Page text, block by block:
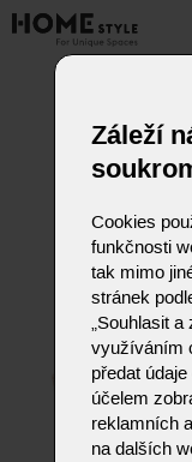
Záleží
Cookies
funkčnosti
tak mimo
stránek
„Souhlasit a
využíváním
předat
účelem
reklamních
na dalších